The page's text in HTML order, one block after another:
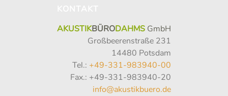
AKUSTIKBÜRODAHMS GmbH
Großbeerenstraße 231
14480 Potsdam
Tel.: +49-331-983940-00
Fax.: +49-331-983940-20
info@akustikbuero.de